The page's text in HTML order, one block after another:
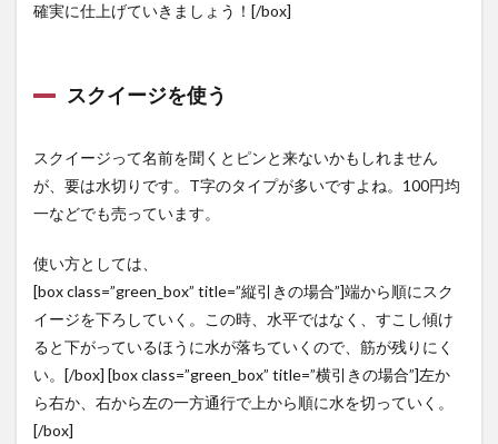
確実に仕上げていきましょう！[/box]
スクイージを使う
スクイージって名前を聞くとピンと来ないかもしれません
が、要は水切りです。T字のタイプが多いですよね。100円均
一などでも売っています。
使い方としては、
[box class=”green_box” title=”縦引きの場合”]端から順にスク
イージを下ろしていく。この時、水平ではなく、すこし傾け
ると下がっているほうに水が落ちていくので、筋が残りにく
い。[/box] [box class=”green_box” title=”横引きの場合”]左か
ら右か、右から左の一方通行で上から順に水を切っていく。
[/box]